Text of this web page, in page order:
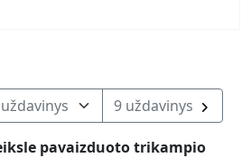
9 uždavinys
pavaizduoto trikampio